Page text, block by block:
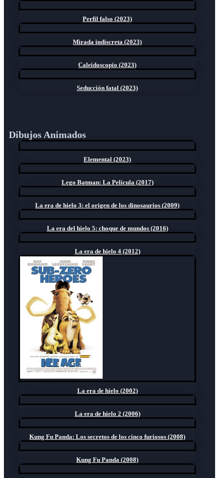
Perfil falso (2023)
Mirada indiscreta (2023)
Caleidoscopio (2023)
Seducción fatal (2023)
Dibujos Animados
Elemental (2023)
Lego Batman: La Película (2017)
La era de hielo 3: el origen de los dinosaurios (2009)
La era del hielo 5: choque de mundos (2016)
La era de hielo 4 (2012)
La era de hielo (2002)
La era de hielo 2 (2006)
Kung Fu Panda: Los secretos de los cinco furiosos (2008)
Kung Fu Panda (2008)